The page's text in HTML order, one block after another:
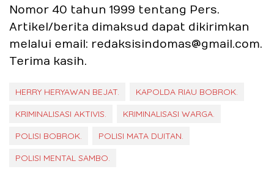
Nomor 40 tahun 1999 tentang Pers.
Artikel/berita dimaksud dapat dikirimkan
melalui email: redaksisindomas@gmail.com.
Terima kasih.
HERRY HERYAWAN BEJAT.
KAPOLDA RIAU BOBROK.
KRIMINALISASI AKTIVIS.
KRIMINALISASI WARGA.
POLISI BOBROK.
POLISI MATA DUITAN.
POLISI MENTAL SAMBO.